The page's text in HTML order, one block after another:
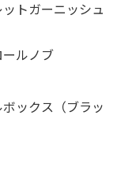
トガーニッシュ
ルノブ
ックス（ブラッ